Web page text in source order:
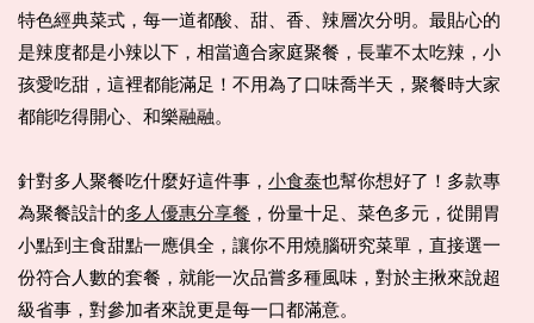
特色經典菜式，每一道都酸、甜、香、辣層次分明。最貼心的
是辣度都是小辣以下，相當適合家庭聚餐，長輩不太吃辣，小
孩愛吃甜，這裡都能滿足！不用為了口味喬半天，聚餐時大家
都能吃得開心、和樂融融。
針對多人聚餐吃什麼好這件事， 小食泰也幫你想好了！多款專
為聚餐設計的多人優惠分享餐 ，份量十足、菜色多元，從開胃
小點到主食甜點一應俱全，讓你不用燒腦研究菜單，直接選一
份符合人數的套餐，就能一次品嘗多種風味，對於主揪來說超
級省事，對參加者來說更是每一口都滿意。